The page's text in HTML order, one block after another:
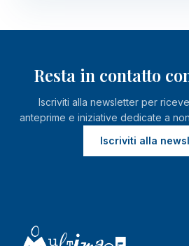
Resta in contatto
Iscriviti alla newsletter per
anteprime e iniziative dedicate a
Iscriviti alla